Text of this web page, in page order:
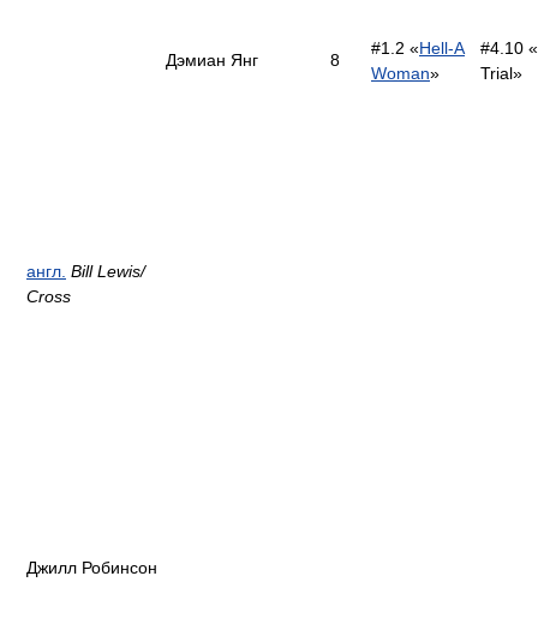
англ. Bill Lewis/
Сross
Дэмиан Янг 8
#1.2 «Hell-A
Woman»
#4.10
Trial»
Джилл Робинсон